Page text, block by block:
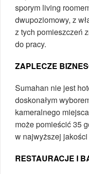
sporym living
dwupoziomowy, z
z tych pomieszczeń
do pracy.
ZAPLECZE
Sumahan nie jest
doskonałym
kameralnego
może pomieścić 35
w najwyższej jakości
RESTAURACJE I